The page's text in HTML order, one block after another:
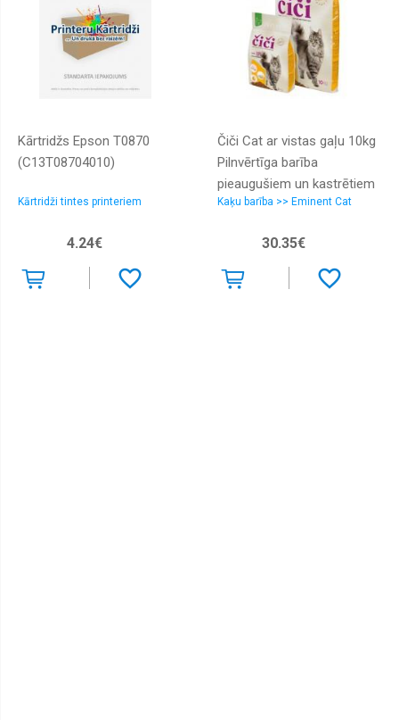
Kārtridžs Epson T0870
(C13T08704010)
Kārtridži tintes printeriem
4.24€
Čiči Cat ar vistas gaļu 10kg
Pilnvērtīga barība
pieaugušiem un kastrētiem
kaķiem
Kaķu barība >> Eminent Cat
30.35€